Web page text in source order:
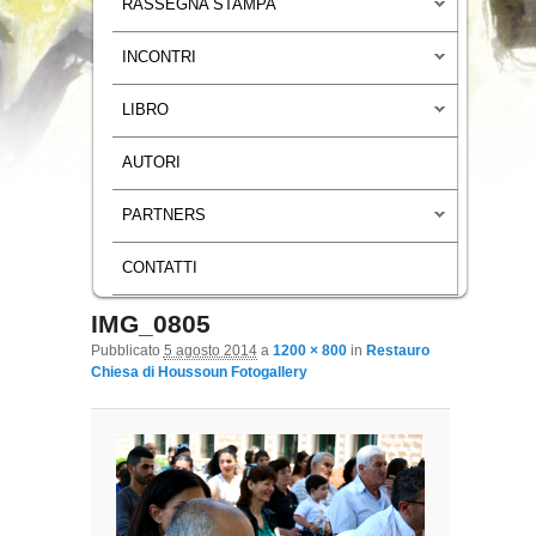
RASSEGNA STAMPA
INCONTRI
LIBRO
AUTORI
PARTNERS
CONTATTI
Navigazione immagini
IMG_0805
Pubblicato 5 agosto 2014a 1200 × 800in Restauro
Chiesa di Houssoun Fotogallery